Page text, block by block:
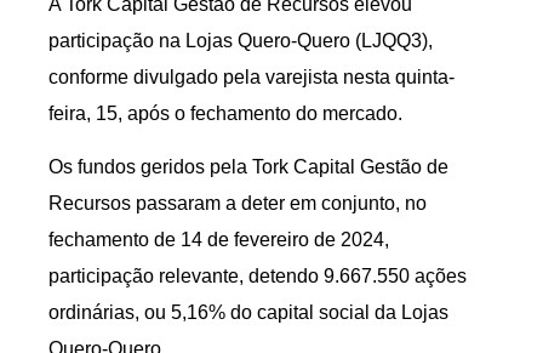
participação na Lojas Quero-Quero (LJQQ3),
conforme divulgado pela varejista nesta quinta-
feira, 15, após o fechamento do mercado.
Os fundos geridos pela Tork Capital Gestão de
Recursos passaram a deter em conjunto, no
fechamento de 14 de fevereiro de 2024,
participação relevante, detendo 9.667.550 ações
ordinárias, ou 5,16% do capital social da Lojas
Quero-Quero.